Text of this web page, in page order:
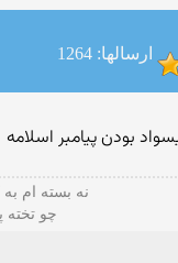
ارسالها: 1264
بودن پیامبر اسلامه
نه بسته ام
چو تخته